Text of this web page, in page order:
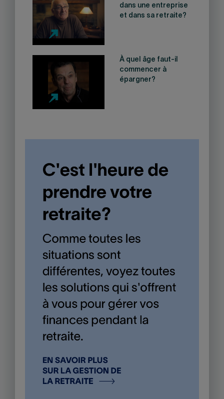
dans une entreprise
et dans sa retraite?
À quel âge faut-il
commencer à
épargner?